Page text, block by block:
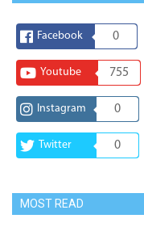
Facebook 0
Youtube 755
Instagram 0
Twitter 0
MOST READ